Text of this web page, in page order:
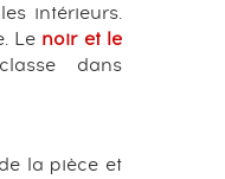
intérieurs.
Le noir et le
dans
la pièce et